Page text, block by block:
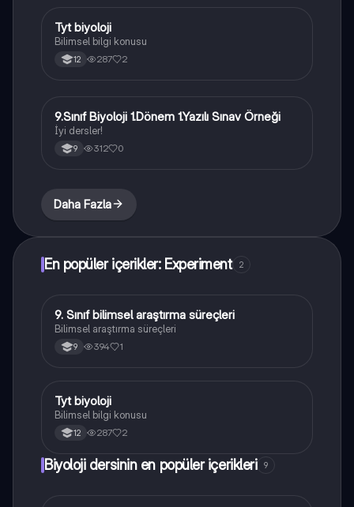
Biyoloji
Tyt biyoloji
Bilimsel bilgi konusu
12 287 2
Biyoloji
9.Sınıf Biyoloji 1.Dönem 1.Yazılı Sınav Örneği
İyi dersler!
9 312 0
Daha Fazla
En popüler içerikler: Experiment 2
Biyoloji
9. Sınıf bilimsel araştırma süreçleri
Bilimsel araştırma süreçleri
9 394 1
Biyoloji
Tyt biyoloji
Bilimsel bilgi konusu
12 287 2
Biyoloji dersinin en popüler içerikleri 9